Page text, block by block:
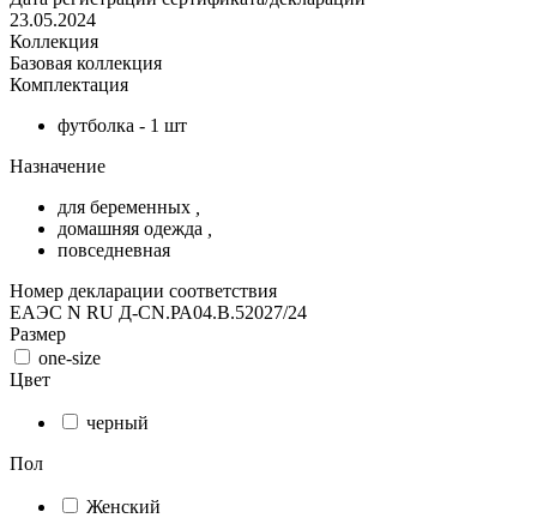
23.05.2024
Коллекция
Базовая коллекция
Комплектация
футболка - 1 шт
Назначение
для беременных
домашняя одежда
повседневная
Номер декларации соответствия
ЕАЭС N RU Д-CN.РА04.В.52027/24
Размер
one-size
Цвет
черный
Пол
Женский